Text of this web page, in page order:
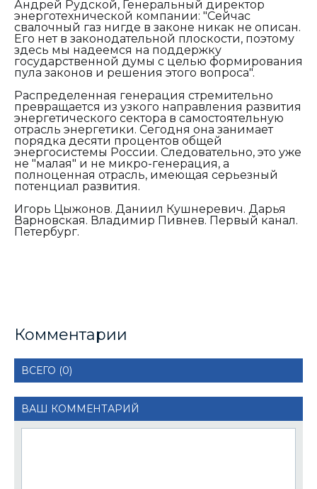
Андрей Рудской, Генеральный директор
энерготехнической компании: "Сейчас
свалочный газ нигде в законе никак не описан.
Его нет в законодательной плоскости, поэтому
здесь мы надеемся на поддержку
государственной думы с целью формирования
пула законов и решения этого вопроса".
Распределенная генерация стремительно
превращается из узкого направления развития
энергетического сектора в самостоятельную
отрасль энергетики. Сегодня она занимает
порядка десяти процентов общей
энергосистемы России. Следовательно, это уже
не "малая" и не микро-генерация, а
полноценная отрасль, имеющая серьезный
потенциал развития.
Игорь Цыжонов. Даниил Кушнеревич. Дарья
Варновская. Владимир Пивнев. Первый канал.
Петербург.
Комментарии
ВСЕГО (0)
ВАШ КОММЕНТАРИЙ